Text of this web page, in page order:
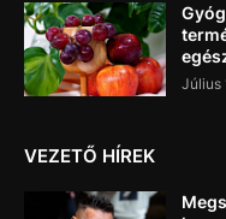
Július
VEZETŐ HÍREK